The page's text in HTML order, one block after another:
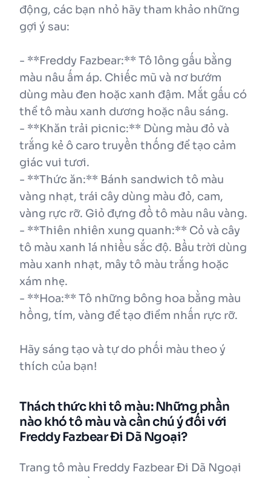
động, các bạn nhỏ hãy tham khảo những
gợi ý sau:
- **Freddy Fazbear:** Tô lông gấu bằng
màu nâu ấm áp. Chiếc mũ và nơ bướm
dùng màu đen hoặc xanh đậm. Mắt gấu có
thể tô màu xanh dương hoặc nâu sáng.
- **Khăn trải picnic:** Dùng màu đỏ và
trắng kẻ ô caro truyền thống để tạo cảm
giác vui tươi.
- **Thức ăn:** Bánh sandwich tô màu
vàng nhạt, trái cây dùng màu đỏ, cam,
vàng rực rỡ. Giỏ đựng đồ tô màu nâu vàng.
- **Thiên nhiên xung quanh:** Cỏ và cây
tô màu xanh lá nhiều sắc độ. Bầu trời dùng
màu xanh nhạt, mây tô màu trắng hoặc
xám nhẹ.
- **Hoa:** Tô những bông hoa bằng màu
hồng, tím, vàng để tạo điểm nhấn rực rỡ.
Hãy sáng tạo và tự do phối màu theo ý
thích của bạn!
Thách thức khi tô màu: Những phần
nào khó tô màu và cần chú ý đối với
Freddy Fazbear Đi Dã Ngoại?
Trang tô màu Freddy Fazbear Đi Dã Ngoại